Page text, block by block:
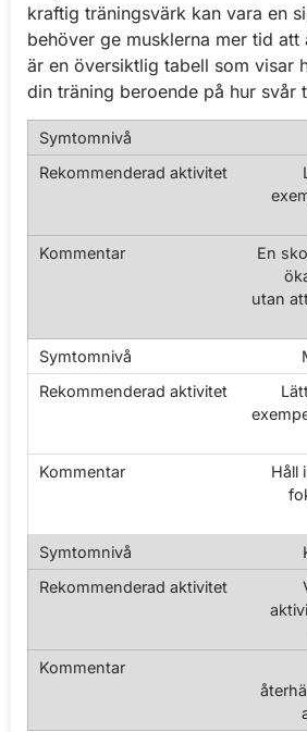
kraftig träningsvärk kan vara en
behöver ge musklerna mer tid att
är en översiktlig tabell som visar
din träning beroende på hur svår
En
utan
Håll